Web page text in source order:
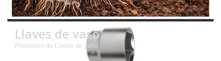
Llaves de vaso
Productos de Llaves de vaso